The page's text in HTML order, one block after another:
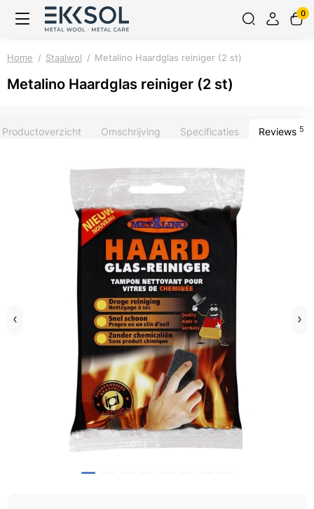
0
Home Staalwol Metalino Haardglas reiniger (2 st)
Metalino Haardglas reiniger (2 st)
Productoverzicht Omschrijving Specificaties Reviews 5